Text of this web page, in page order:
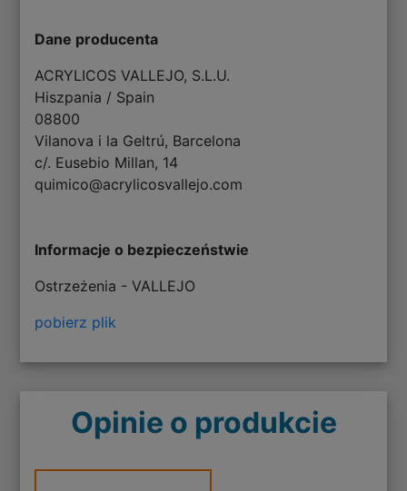
Dane producenta
ACRYLICOS VALLEJO, S.L.U.
Hiszpania / Spain
08800
Vilanova i la Geltrú, Barcelona
c/. Eusebio Millan, 14
quimico@acrylicosvallejo.com
Informacje o bezpieczeństwie
Ostrzeżenia - VALLEJO
pobierz plik
Opinie o produkcie